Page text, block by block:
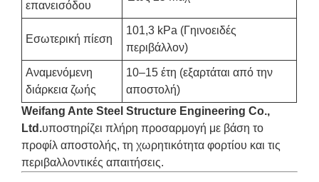
επανεισόδου
Εσωτερική πίεση
101,3 kPa (Γηινοειδές
περιβάλλον)
Αναμενόμενη
διάρκεια ζωής
10–15 έτη (εξαρτάται από την
αποστολή)
Weifang Ante Steel Structure Engineering Co.,
Ltd.υποστηρίζει πλήρη προσαρμογή με βάση το
προφίλ αποστολής, τη χωρητικότητα φορτίου και τις
περιβαλλοντικές απαιτήσεις.